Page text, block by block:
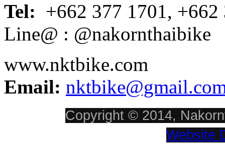
Tel: +662 377 1701,
Line@ : @nakornthaibike
www.nktbike.com
Email:
Copyright © 2014,
Website